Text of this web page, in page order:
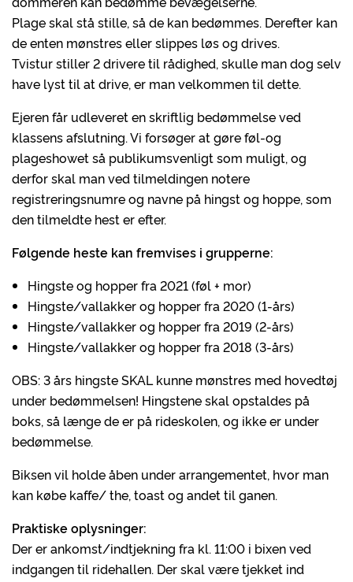
Plage skal stå stille, så de kan bedømmes. Derefter kan
de enten mønstres eller slippes løs og drives.
Tvistur stiller 2 drivere til rådighed, skulle man dog selv
have lyst til at drive, er man velkommen til dette.
Ejeren får udleveret en skriftlig bedømmelse ved
klassens afslutning. Vi forsøger at gøre føl-og
plageshowet så publikumsvenligt som muligt, og
derfor skal man ved tilmeldingen notere
registreringsnumre og navne på hingst og hoppe, som
den tilmeldte hest er efter.
Følgende heste kan fremvises i grupperne:
Hingste og hopper fra 2021 (føl + mor)
Hingste/vallakker og hopper fra 2020 (1-års)
Hingste/vallakker og hopper fra 2019 (2-års)
Hingste/vallakker og hopper fra 2018 (3-års)
OBS: 3 års hingste SKAL kunne mønstres med hovedtøj
under bedømmelsen! Hingstene skal opstaldes på
boks, så længe de er på rideskolen, og ikke er under
bedømmelse.
Biksen vil holde åben under arrangementet, hvor man
kan købe kaffe/ the, toast og andet til ganen.
Praktiske oplysninger:
Der er ankomst/indtjekning fra kl. 11:00 i bixen ved
indgangen til ridehallen. Der skal være tjekket ind